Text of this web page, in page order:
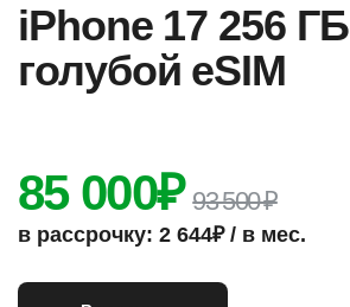
iPhone 17 256 ГБ
голубой eSIM
85 000₽ 93 500 ₽
в рассрочку: 2 644₽ / в мес.